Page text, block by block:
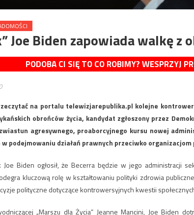
Joe Biden zapowiada walkę z
PODOBA CI SIĘ TO CO ROBIMY? WESPRZYJ
na portalu telewizjarepublika.pl kolejne
obrońców życia, kandydat zgłoszony przez
agresywnego, proaborcyjnego kursu nowej
podejmowaniu działań prawnych przeciwko
Joe Biden ogłosił, że Becerra będzie w jego administracji
kluczową rolę w kształtowaniu polityki zdrowia
polityczne dotyczące kontrowersyjnych kwestii
„Marszu dla Życia” Jeanne Mancini, Joe Biden